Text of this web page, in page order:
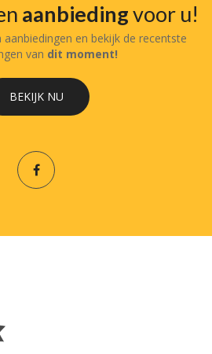
aanbiedingvoor u!
aanbiedingen en bekijk de recentste
van dit moment!
BEKIJK NU